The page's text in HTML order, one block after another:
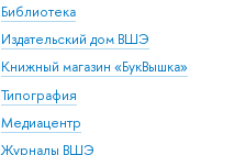
Библиотека
Издательский дом ВШЭ
Книжный магазин «БукВышка»
Типография
Медиацентр
Журналы ВШЭ